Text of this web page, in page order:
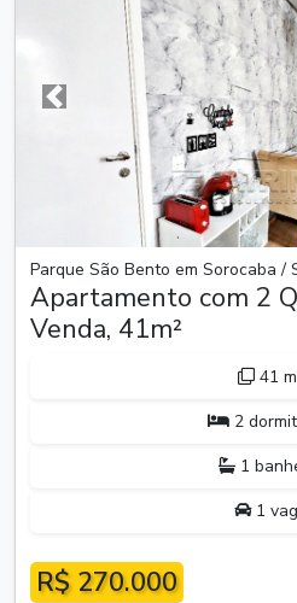
Anterior
Parque São Bento em Sorocaba /
Apartamento com 2
Venda, 41m²
41
2
1
1
R$ 270.000